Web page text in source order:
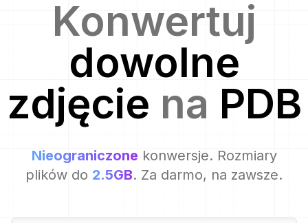
Konwertuj
dowolne
zdjęcie na PDB
Nieograniczone konwersje. Rozmiary
plików do 2.5GB. Za darmo, na zawsze.